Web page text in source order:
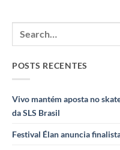
POSTS RECENTES
Vivo mantém aposta no
da SLS Brasil
Festival Élan anuncia